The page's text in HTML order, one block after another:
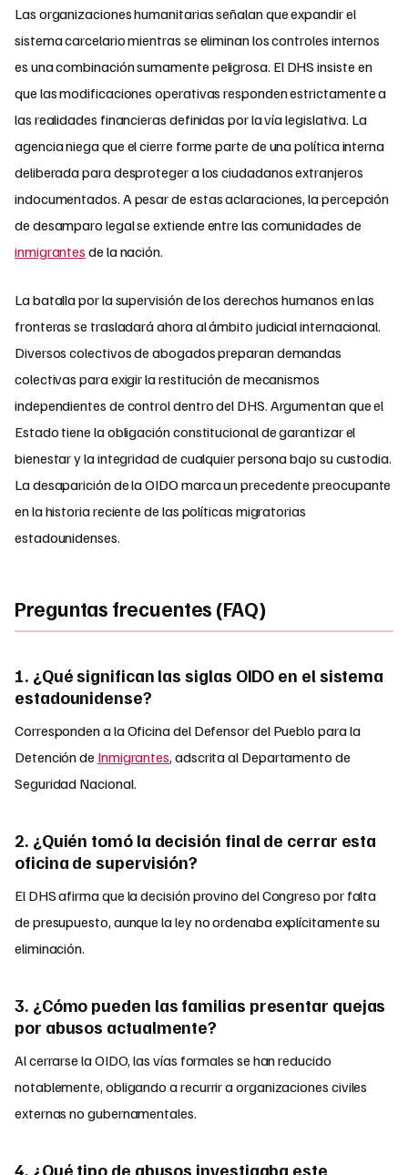
Las organizaciones humanitarias señalan que expandir el
sistema carcelario mientras se eliminan los controles internos
es una combinación sumamente peligrosa. El DHS insiste en
que las modificaciones operativas responden estrictamente a
las realidades financieras definidas por la vía legislativa. La
agencia niega que el cierre forme parte de una política interna
deliberada para desproteger a los ciudadanos extranjeros
indocumentados. A pesar de estas aclaraciones, la percepción
de desamparo legal se extiende entre las comunidades de
inmigrantes de la nación.
La batalla por la supervisión de los derechos humanos en las
fronteras se trasladará ahora al ámbito judicial internacional.
Diversos colectivos de abogados preparan demandas
colectivas para exigir la restitución de mecanismos
independientes de control dentro del DHS. Argumentan que el
Estado tiene la obligación constitucional de garantizar el
bienestar y la integridad de cualquier persona bajo su custodia.
La desaparición de la OIDO marca un precedente preocupante
en la historia reciente de las políticas migratorias
estadounidenses.
Preguntas frecuentes (FAQ)
1. ¿Qué significan las siglas OIDO en el sistema
estadounidense?
Corresponden a la Oficina del Defensor del Pueblo para la
Detención de Inmigrantes, adscrita al Departamento de
Seguridad Nacional.
2. ¿Quién tomó la decisión final de cerrar esta
oficina de supervisión?
El DHS afirma que la decisión provino del Congreso por falta
de presupuesto, aunque la ley no ordenaba explícitamente su
eliminación.
3. ¿Cómo pueden las familias presentar quejas
por abusos actualmente?
Al cerrarse la OIDO, las vías formales se han reducido
notablemente, obligando a recurrir a organizaciones civiles
externas no gubernamentales.
4. ¿Qué tipo de abusos investigaba este